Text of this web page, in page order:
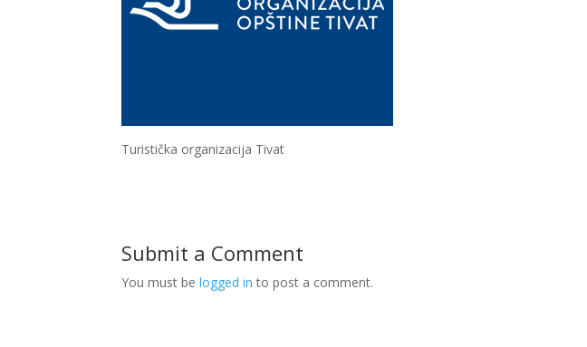
Turistička organizacija Tivat
Submit a Comment
You must belogged in to post a comment.